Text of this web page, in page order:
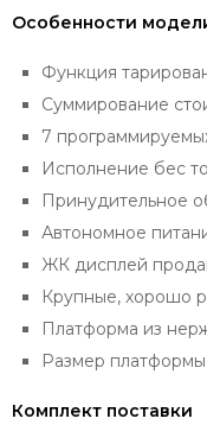
Особенности
Функция
Суммирование
7
Исполнение бес
Принудительное
Автономное
ЖК дисплей
Крупные, хорошо
Платформа из
Размер
Комплект поставки